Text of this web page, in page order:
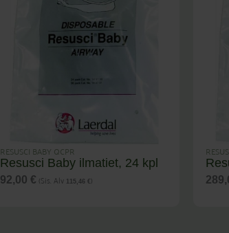
RESUSCI BABY QCPR
Resusci Baby ilmatiet, 24 kpl
92,00€ (Sis. Alv 115,46 € )